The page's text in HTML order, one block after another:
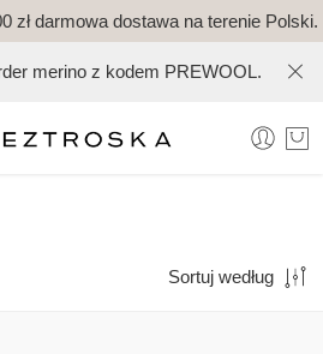
zł darmowa dostawa na terenie Polski.
merino z kodem PREWOOL.
Sortuj według